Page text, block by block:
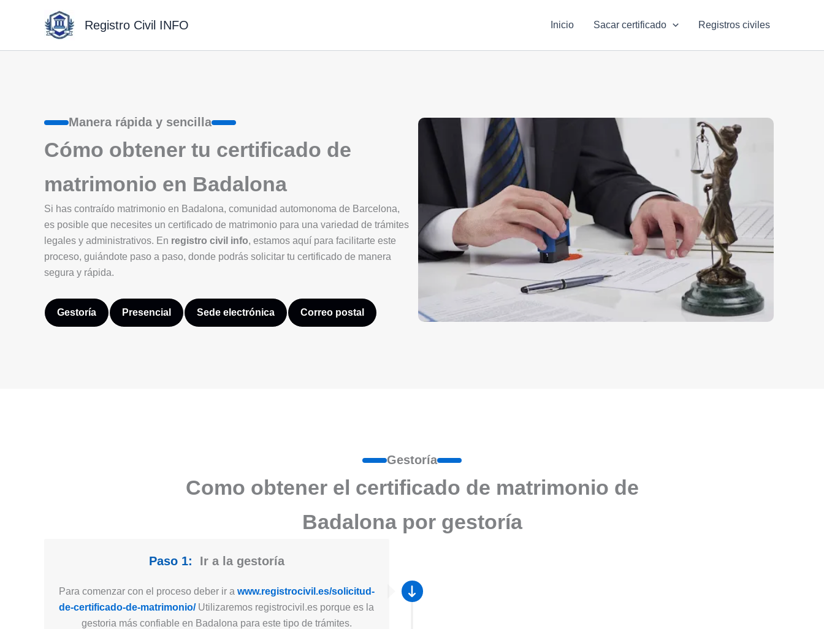
Registro Civil INFO Inicio Sacar certificado Registros civiles
Manera rápida y sencilla
Cómo obtener tu certificado de
matrimonio en Badalona
Si has contraído matrimonio en Badalona, comunidad automonoma de Barcelona,
es posible que necesites un certificado de matrimonio para una variedad de trámites
legales y administrativos. En registro civil info, estamos aquí para facilitarte este
proceso, guiándote paso a paso, donde podrás solicitar tu certificado de manera
segura y rápida.
Gestoría Presencial Sede electrónica Correo postal
Gestoría
Como obtener el certificado de matrimonio de
Badalona por gestoría
Paso 1: Ir a la gestoría
Para comenzar con el proceso deber ir a www.registrocivil.es/solicitud-
de-certificado-de-matrimonio/Utilizaremos registrocivil.es porque es la
gestoria más confiable en Badalona para este tipo de trámites.